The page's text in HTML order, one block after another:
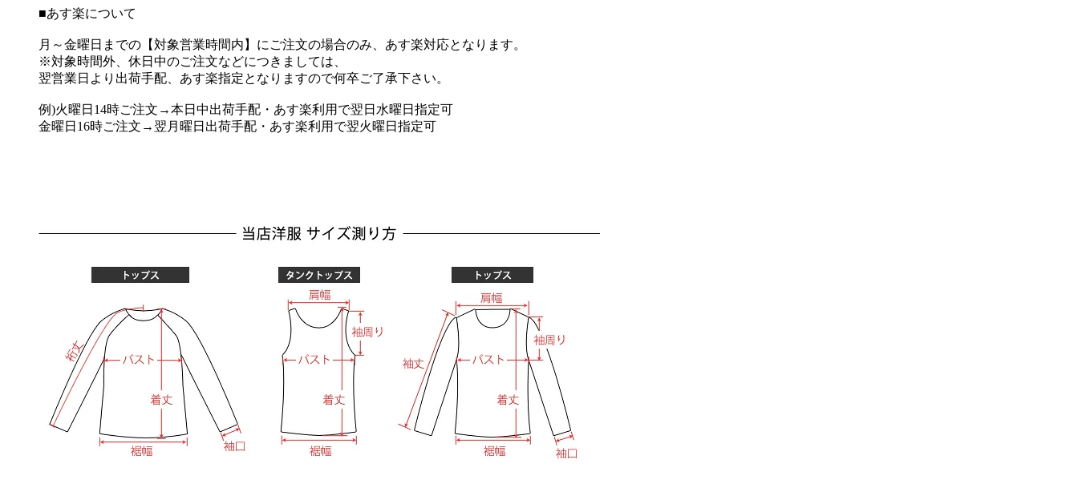
■あす楽について
月～金曜日までの【対象営業時間内】にご注文の場合のみ、あす楽対応となります。
※対象時間外、休日中のご注文などにつきましては、
翌営業日より出荷手配、あす楽指定となりますので何卒ご了承下さい。
例)火曜日14時ご注文→本日中出荷手配・あす楽利用で翌日水曜日指定可
金曜日16時ご注文→翌月曜日出荷手配・あす楽利用で翌火曜日指定可